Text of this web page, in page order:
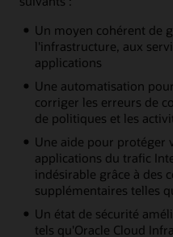
Un moyen cohérent de
l'infrastructure, aux
applications
Une automatisation
corriger les erreurs de
de politiques et les
Une aide pour protéger
applications du trafic
indésirable grâce à des
supplémentaires telles
Un état de sécurité
tels qu'Oracle Cloud